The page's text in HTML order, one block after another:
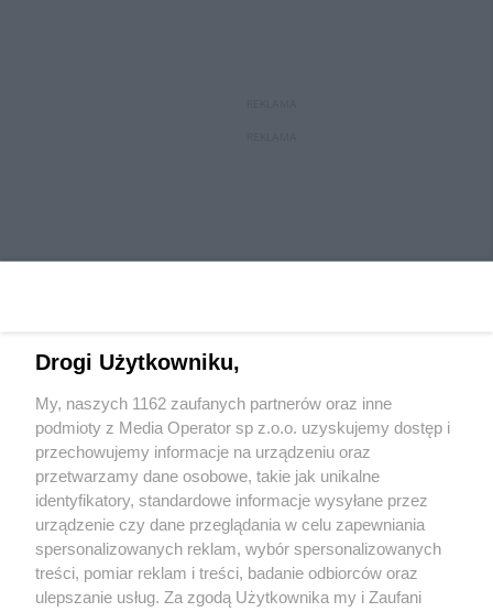
Wydawca mediówlokalnych
Nie zapomnij
zapoznać się z:
polityką prywatności regulamin korzystania z portali
Twojemiasto Skontaktuj się z nami
Drogi Użytkowniku,
My, naszych 1162 zaufanych partnerów oraz inne
podmioty z Media Operator sp z.o.o. uzyskujemy dostęp i
przechowujemy informacje na urządzeniu oraz
przetwarzamy dane osobowe, takie jak unikalne
identyfikatory, standardowe informacje wysyłane przez
urządzenie czy dane przeglądania w celu zapewniania
spersonalizowanych reklam, wybór spersonalizowanych
treści, pomiar reklam i treści, badanie odbiorców oraz
ulepszanie usług. Za zgodą Użytkownika my i Zaufani